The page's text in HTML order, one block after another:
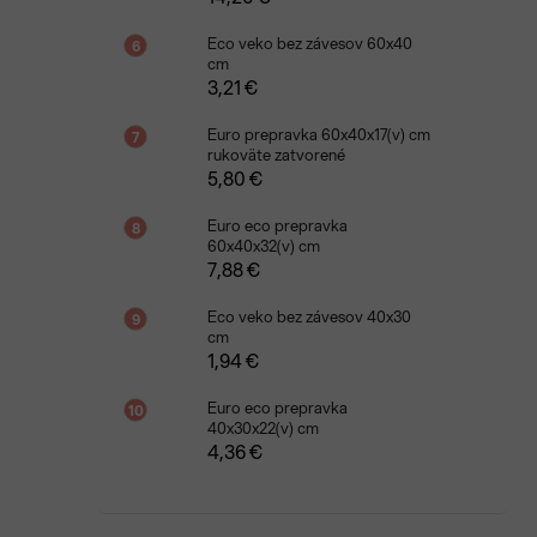
Eco veko bez závesov 60x40
cm
3,21 €
Euro prepravka 60x40x17(v) cm
rukoväte zatvorené
5,80 €
Euro eco prepravka
60x40x32(v) cm
7,88 €
Eco veko bez závesov 40x30
cm
1,94 €
Euro eco prepravka
40x30x22(v) cm
4,36 €